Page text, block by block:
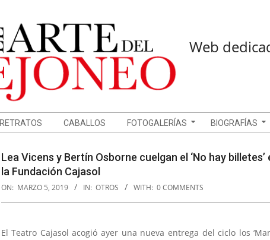
Web
RETRATOS CABALLOS FOTOGALERÍAS BIOGRAFÍAS
Lea Vicens y Bertín Osborne cuelgan el ‘No hay
la Fundación Cajasol
ON: MARZO 5, 2019 IN: OTROS WITH: 0 COMMENTS
El Teatro Cajasol acogió ayer una nueva entrega del ciclo los